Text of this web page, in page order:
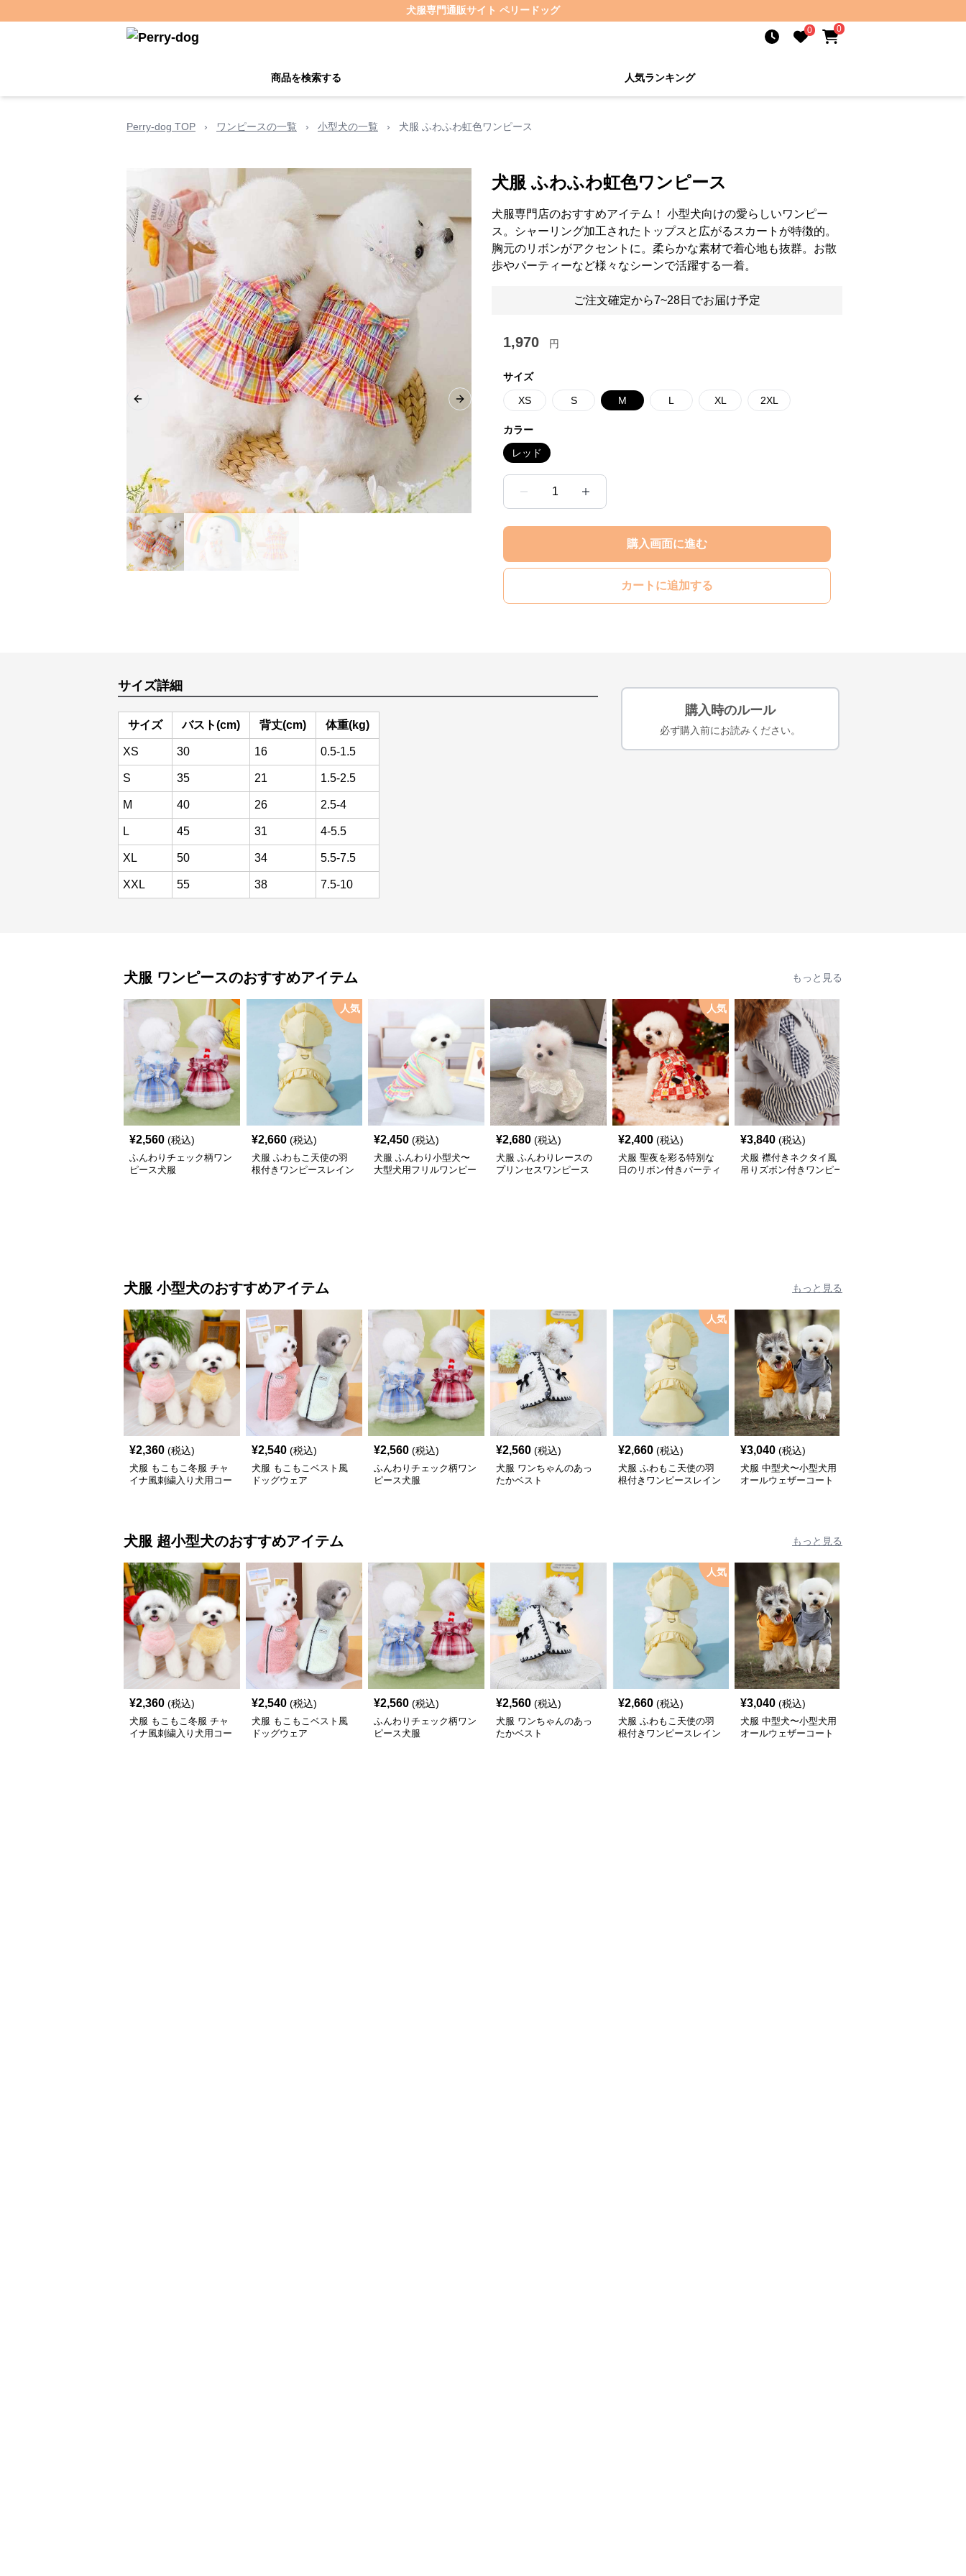
犬服専門通販サイト ペリードッグ
0 0
商品を検索する 人気ランキング
Perry-dog TOP › ワンピースの一覧 › 小型犬の一覧 › 犬服 ふわふわ虹色ワンピース
Previous slide Next slide
犬服 ふわふわ虹色ワンピース
犬服専門店のおすすめアイテム！ 小型犬向けの愛らしいワンピー
ス。シャーリング加工されたトップスと広がるスカートが特徴的。
胸元のリボンがアクセントに。柔らかな素材で着心地も抜群。お散
歩やパーティーなど様々なシーンで活躍する一着。
ご注文確定から7~28日でお届け予定
1,970 円
サイズ
XS S M L XL 2XL
カラー
レッド
1
購入画面に進む
カートに追加する
サイズ詳細
サイズ バスト(cm) 背丈(cm) 体重(kg)
XS 30 16 0.5-1.5
S 35 21 1.5-2.5
M 40 26 2.5-4
L 45 31 4-5.5
XL 50 34 5.5-7.5
XXL 55 38 7.5-10
購入時のルール
必ず購入前にお読みください。
犬服 ワンピースのおすすめアイテム もっと見る
¥2,560 (税込)
ふんわりチェック柄ワン
ピース犬服
人気
¥2,660 (税込)
犬服 ふわもこ天使の羽
根付きワンピースレイン
¥2,450 (税込)
犬服 ふんわり小型犬〜
大型犬用フリルワンピー
¥2,680 (税込)
犬服 ふんわりレースの
プリンセスワンピース
人気
¥2,400 (税込)
犬服 聖夜を彩る特別な
日のリボン付きパーティ
¥3,840 (税込)
犬服 襟付きネクタイ風
吊りズボン付きワンピー
犬服 小型犬のおすすめアイテム もっと見る
¥2,360 (税込)
犬服 もこもこ冬服 チャ
イナ風刺繍入り犬用コー
¥2,540 (税込)
犬服 もこもこベスト風
ドッグウェア
¥2,560 (税込)
ふんわりチェック柄ワン
ピース犬服
¥2,560 (税込)
犬服 ワンちゃんのあっ
たかベスト
人気
¥2,660 (税込)
犬服 ふわもこ天使の羽
根付きワンピースレイン
¥3,040 (税込)
犬服 中型犬〜小型犬用
オールウェザーコート
犬服 超小型犬のおすすめアイテム もっと見る
¥2,360 (税込)
犬服 もこもこ冬服 チャ
イナ風刺繍入り犬用コー
¥2,540 (税込)
犬服 もこもこベスト風
ドッグウェア
¥2,560 (税込)
ふんわりチェック柄ワン
ピース犬服
¥2,560 (税込)
犬服 ワンちゃんのあっ
たかベスト
人気
¥2,660 (税込)
犬服 ふわもこ天使の羽
根付きワンピースレイン
¥3,040 (税込)
犬服 中型犬〜小型犬用
オールウェザーコート